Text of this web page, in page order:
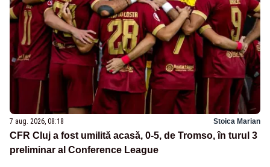
7 aug. 2026, 08:18 Stoica Marian
CFR Cluj a fost umilită acasă, 0-5, de Tromso, în turul 3
preliminar al Conference League